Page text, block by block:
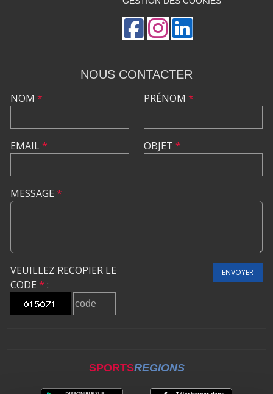
NOUS CONTACTER
NOM *
EMAIL*
PRÉNOM *
OBJET *
MESSAGE *
VEUILLEZ RECOPIER LE
CODE * :
ENVOYER
SPORTSREGIONS